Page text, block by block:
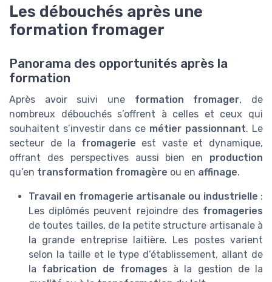
Les débouchés après une
formation fromager
Panorama des opportunités après la
formation
Après avoir suivi une formation fromager, de
nombreux débouchés s’offrent à celles et ceux qui
souhaitent s’investir dans ce métier passionnant. Le
secteur de la fromagerie est vaste et dynamique,
offrant des perspectives aussi bien en production
qu’en transformation fromagère ou en affinage.
Travail en fromagerie artisanale ou industrielle :
Les diplômés peuvent rejoindre des fromageries
de toutes tailles, de la petite structure artisanale à
la grande entreprise laitière. Les postes varient
selon la taille et le type d’établissement, allant de
la fabrication de fromages à la gestion de la